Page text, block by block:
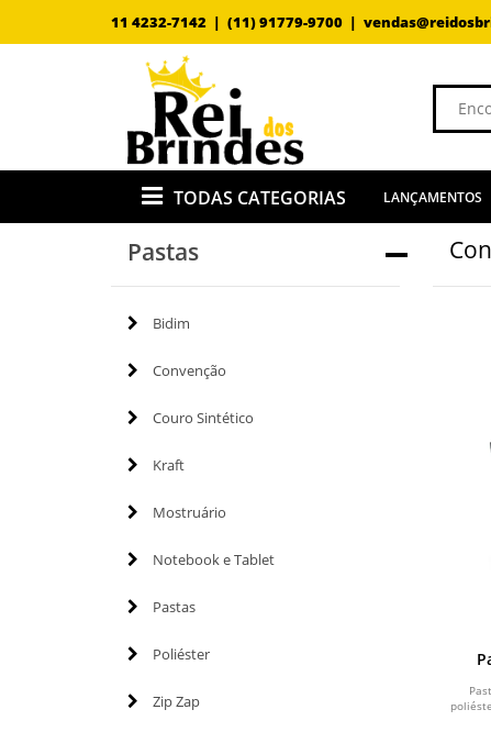
11 4232-7142 | (11) 91779-9700 |
TODAS CATEGORIAS LANÇAMENTOS
Pastas
Bidim
Convenção
Couro Sintético
Kraft
Mostruário
Notebook e Tablet
Pastas
Poliéster
Zip Zap